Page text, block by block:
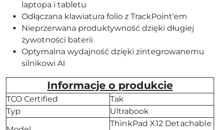
laptopa i tabletu
Odłączana klawiatura folio z TrackPoint'em
Nieprzerwana produktywność dzięki długiej
żywotności baterii
Optymalna wydajność dzięki zintegrowanemu
silnikowi AI
Informacje o produkcie
TCO Certified
Tak
Typ
Ultrabook
ThinkPad X12 Detachable